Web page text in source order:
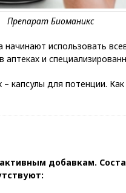
начинают использовать
и
капсулы для потенции.
добавкам.